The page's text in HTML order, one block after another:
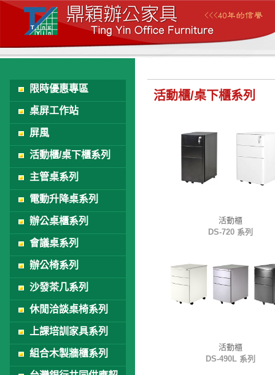
限時優惠專區
桌屏工作站
屏風
活動櫃/桌下櫃系列
主管桌系列
電動升降桌系列
辦公桌櫃系列
會議桌系列
辦公椅系列
沙發茶几系列
休閒洽談桌椅系列
上課培訓家具系列
組合木製牆櫃系列
活動櫃/桌下櫃系列
活動櫃
DS-720 系列
活動櫃
DS-490L 系列